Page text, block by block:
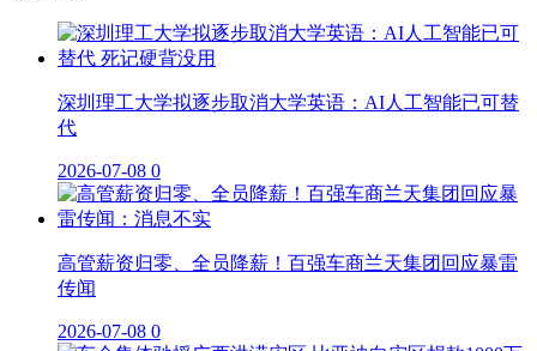
深圳理工大学拟逐步取消大学英语：AI人工智能已可替
代
2026-07-08 0
高管薪资归零、全员降薪！百强车商兰天集团回应暴雷
传闻
2026-07-08 0